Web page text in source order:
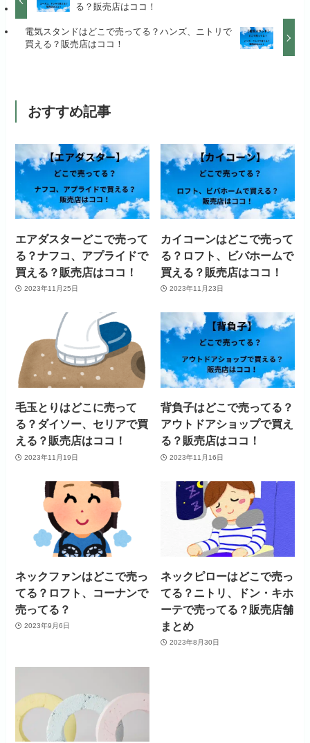
る？販売店はココ！
電気スタンドはどこで売ってる？ハンズ、ニトリで
買える？販売店はココ！
おすすめ記事
エアダスターどこで売って
る？ナフコ、アプライドで
買える？販売店はココ！
2023年11月25日
カイコーンはどこで売って
る？ロフト、ビバホームで
買える？販売店はココ！
2023年11月23日
毛玉とりはどこに売って
る？ダイソー、セリアで買
える？販売店はココ！
2023年11月19日
背負子はどこで売ってる？
アウトドアショップで買え
る？販売店はココ！
2023年11月16日
ネックファンはどこで売っ
てる？ロフト、コーナンで
売ってる？
2023年9月6日
ネックピローはどこで売っ
てる？ニトリ、ドン・キホ
ーテで売ってる？販売店舗
まとめ
2023年8月30日